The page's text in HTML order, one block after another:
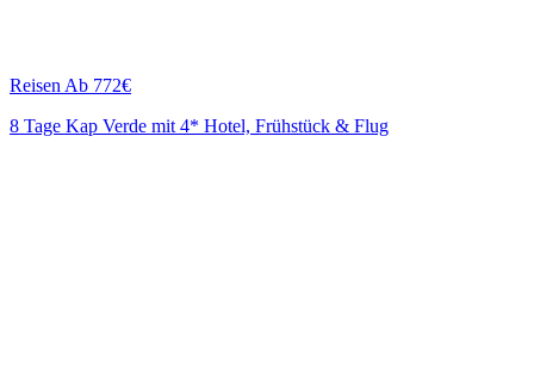
ReisenAb 772€
8 Tage Kap Verde mit 4* Hotel, Frühstück & Flug